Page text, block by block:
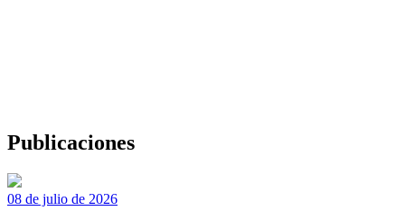
Publicaciones
08 de julio de 2026